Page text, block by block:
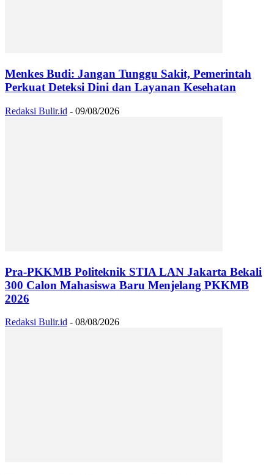
Menkes Budi: Jangan Tunggu Sakit, Pemerintah
Perkuat Deteksi Dini dan Layanan Kesehatan
Redaksi Bulir.id - 09/08/2026
Pra-PKKMB Politeknik STIA LAN Jakarta Bekali
300 Calon Mahasiswa Baru Menjelang PKKMB
2026
Redaksi Bulir.id - 08/08/2026